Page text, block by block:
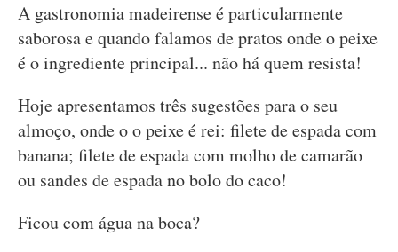
A gastronomia madeirense é particularmente
saborosa e quando falamos de pratos onde o peixe
é o ingrediente principal... não há quem resista!
Hoje apresentamos três sugestões para o seu
almoço, onde o o peixe é rei: filete de espada com
banana; filete de espada com molho de camarão
ou sandes de espada no bolo do caco!
Ficou com água na boca?